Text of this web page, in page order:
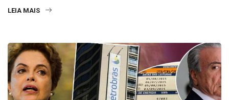
LEIA MAIS